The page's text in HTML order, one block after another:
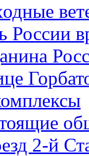
России
2-й